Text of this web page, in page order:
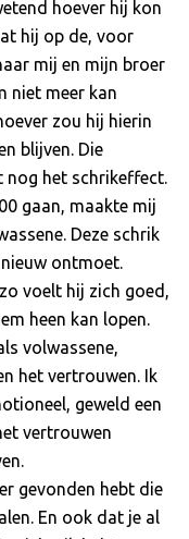
hoever hij kon
hij op de, voor
mij en mijn broer
niet meer kan
zou hij hierin
blijven. Die
het schrikeffect.
gaan, maakte mij
Deze schrik
ontmoet.
voelt hij zich goed,
heen kan lopen.
volwassene,
het vertrouwen. Ik
geweld een
vertrouwen
gevonden hebt die
En ook dat je al